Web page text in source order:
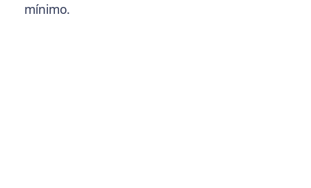
mínimo.